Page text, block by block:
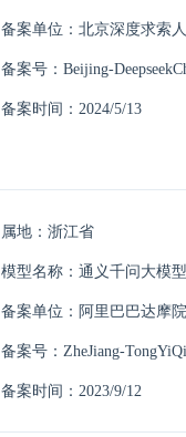
备案单位：北京深度求索
备案号：Beijing-
备案时间：2024/5/13
属地：浙江省
模型名称：通义千问大模型
备案单位：阿里巴巴达摩
备案号：ZheJiang-
备案时间：2023/9/12